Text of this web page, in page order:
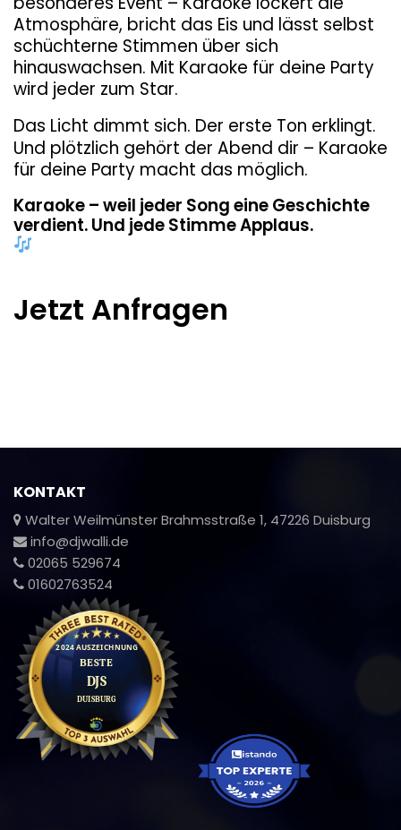
Atmosphäre, bricht das Eis und lässt selbst
schüchterne Stimmen über sich
hinauswachsen. Mit Karaoke für deine Party
wird jeder zum Star.
Das Licht dimmt sich. Der erste Ton erklingt.
Und plötzlich gehört der Abend dir – Karaoke
für deine Party macht das möglich.
Karaoke – weil jeder Song eine Geschichte
verdient. Und jede Stimme Applaus.
Jetzt Anfragen
KONTAKT
Walter Weilmünster Brahmsstraße 1, 47226 Duisburg
info@djwalli.de
02065 529674
01602763524